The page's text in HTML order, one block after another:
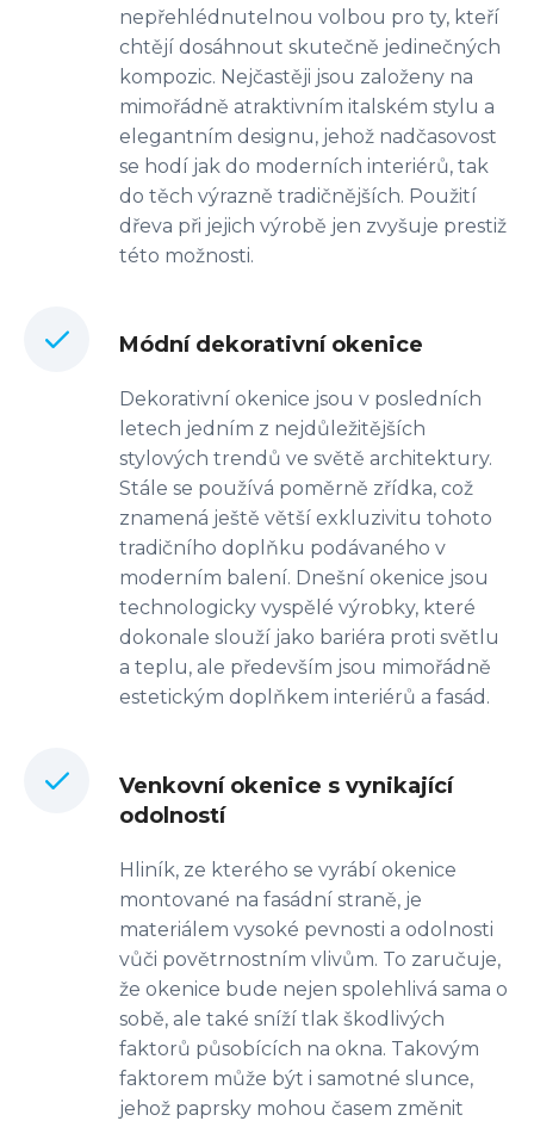
nepřehlédnutelnou volbou pro ty, kteří
chtějí dosáhnout skutečně jedinečných
kompozic. Nejčastěji jsou založeny na
mimořádně atraktivním italském stylu a
elegantním designu, jehož nadčasovost
se hodí jak do moderních interiérů, tak
do těch výrazně tradičnějších. Použití
dřeva při jejich výrobě jen zvyšuje prestiž
této možnosti.
Módní dekorativní okenice
Dekorativní okenice jsou v posledních
letech jedním z nejdůležitějších
stylových trendů ve světě architektury.
Stále se používá poměrně zřídka, což
znamená ještě větší exkluzivitu tohoto
tradičního doplňku podávaného v
moderním balení. Dnešní okenice jsou
technologicky vyspělé výrobky, které
dokonale slouží jako bariéra proti světlu
a teplu, ale především jsou mimořádně
estetickým doplňkem interiérů a fasád.
Venkovní okenice s vynikající
odolností
Hliník, ze kterého se vyrábí okenice
montované na fasádní straně, je
materiálem vysoké pevnosti a odolnosti
vůči povětrnostním vlivům. To zaručuje,
že okenice bude nejen spolehlivá sama o
sobě, ale také sníží tlak škodlivých
faktorů působících na okna. Takovým
faktorem může být i samotné slunce,
jehož paprsky mohou časem změnit